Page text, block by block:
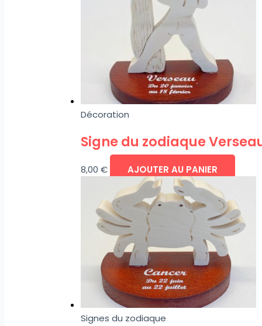
Décoration
Signe du zodiaque
8,00 € AJOUTER AU PANIER
Signes du zodiaque